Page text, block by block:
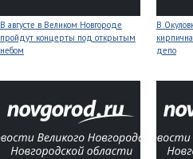
В августе в Великом Новгороде
пройдут концерты под открытым
небом
В
депо